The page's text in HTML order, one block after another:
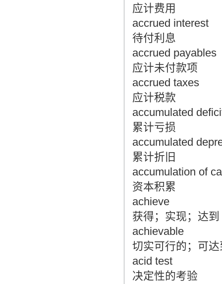
应计费用
accrued interest
待付利息
accrued payables
应计未付款项
accrued taxes
应计税款
accumulated
累计亏损
accumulated
累计折旧
accumulation of
资本积累
achieve
获得；实现；达到
achievable
切实可行的；可
acid test
决定性的考验